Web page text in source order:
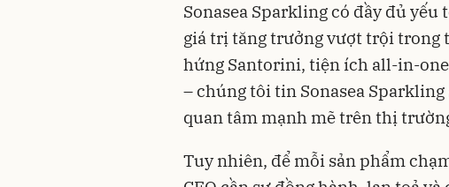
Sonasea Sparkling có đầy đủ
giá trị tăng trưởng vượt trội trong
hứng Santorini, tiện ích all-in-
– chúng tôi tin Sonasea
quan tâm mạnh mẽ trên thị
Tuy nhiên, để mỗi sản phẩm